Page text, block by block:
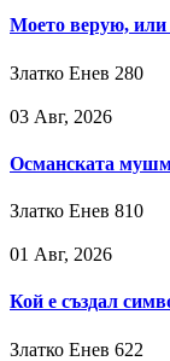
Моето верую, или
Златко Енев 280
03 Авг, 2026
Османската
Златко Енев 810
01 Авг, 2026
Кой е създал
Златко Енев 622